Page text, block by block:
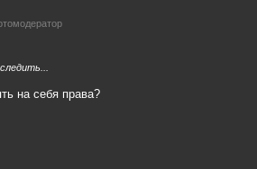
на себя права?